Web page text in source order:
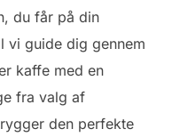
du får på din
vi guide dig gennem
kaffe med en
fra valg af
den perfekte